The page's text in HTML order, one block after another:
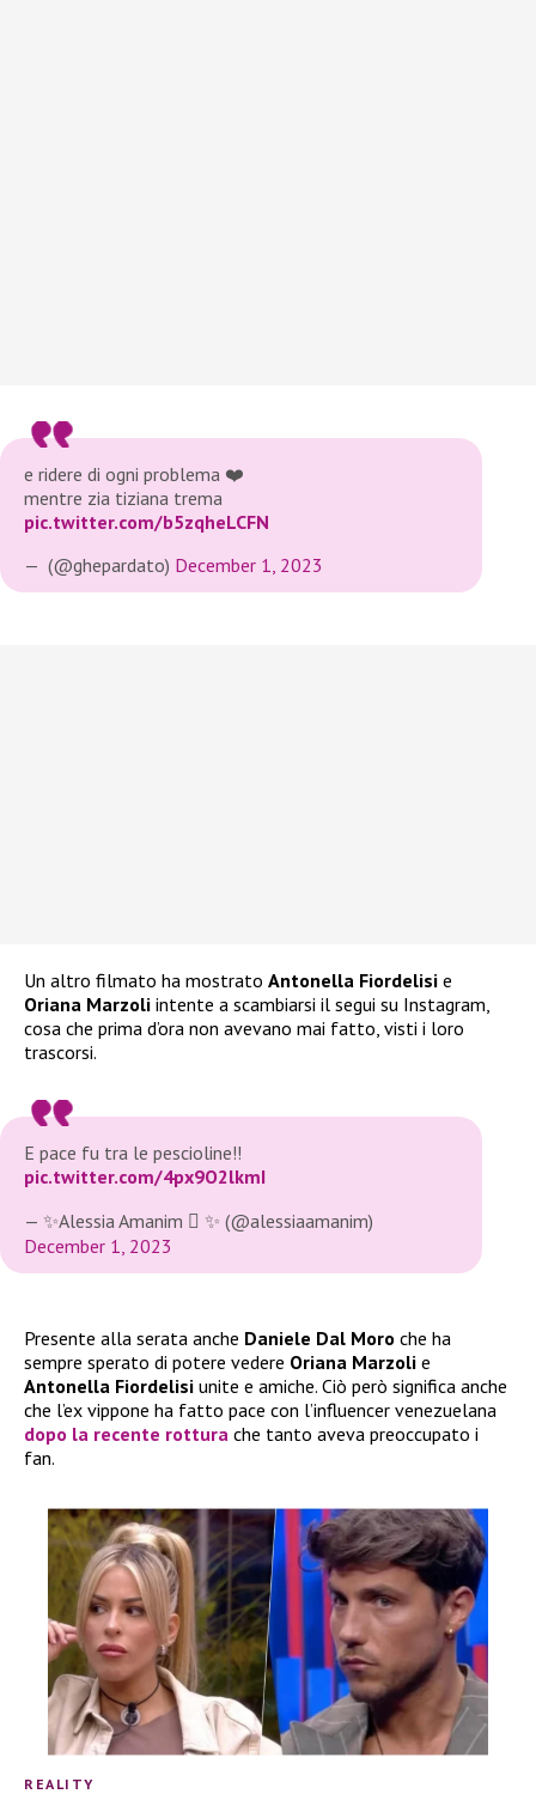
e ridere di ogni problema ❤️
mentre zia tiziana trema
pic.twitter.com/b5zqheLCFN
— ️ (@ghepardato) December 1, 2023
Un altro filmato ha mostrato Antonella Fiordelisi e
Oriana Marzoli intente a scambiarsi il segui su Instagram,
cosa che prima d’ora non avevano mai fatto, visti i loro
trascorsi.
E pace fu tra le pescioline!!
pic.twitter.com/4px9O2lkmI
— ✨Alessia Amanim  ✨ (@alessiaamanim)
December 1, 2023
Presente alla serata anche Daniele Dal Moro che ha
sempre sperato di potere vedere Oriana Marzoli e
Antonella Fiordelisi unite e amiche. Ciò però significa anche
che l’ex vippone ha fatto pace con l’influencer venezuelana
dopo la recente rottura che tanto aveva preoccupato i
fan.
REALITY